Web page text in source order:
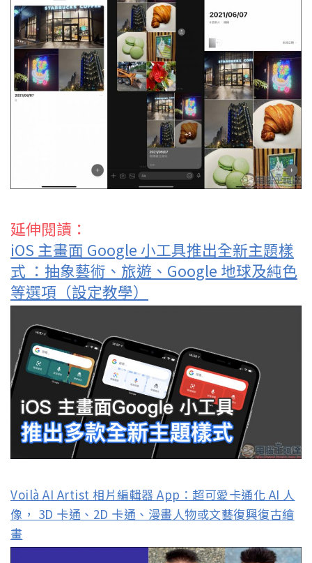
延伸閱讀：
iOS 主畫面 Google 小工具推出全新主題樣
式 ：抽象藝術、旅遊、Google 地球及純色
等選項（設定教學）
Voilà AI Artist 相片編輯器 App：超可愛卡通化 AI 人
像， 3D 卡通、2D 卡通、漫畫人物或文藝復興復古繪
畫